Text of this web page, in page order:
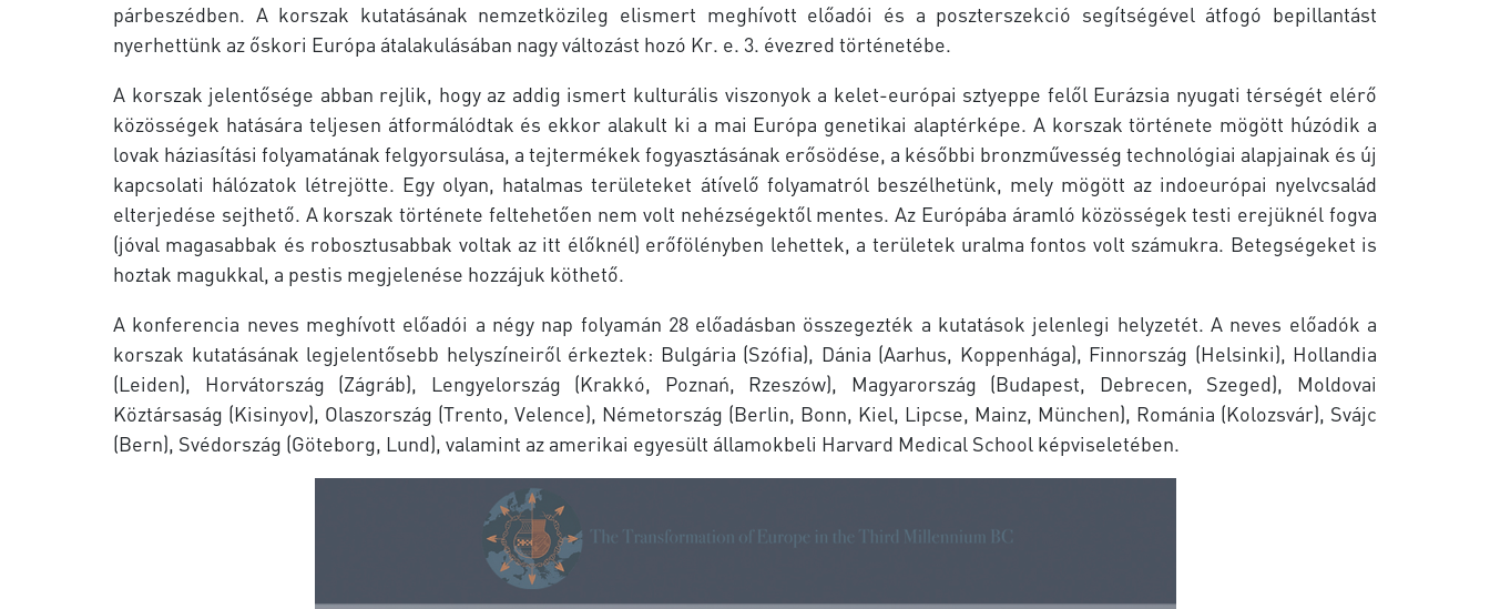
párbeszédben. A korszak kutatásának nemzetközileg elismert meghívott előadói és a poszterszekció segítségével átfogó bepillantást
nyerhettünk az őskori Európa átalakulásában nagy változást hozó Kr. e. 3. évezred történetébe.
A korszak jelentősége abban rejlik, hogy az addig ismert kulturális viszonyok a kelet-európai sztyeppe felől Eurázsia nyugati térségét elérő
közösségek hatására teljesen átformálódtak és ekkor alakult ki a mai Európa genetikai alaptérképe. A korszak története mögött húzódik a
lovak háziasítási folyamatának felgyorsulása, a tejtermékek fogyasztásának erősödése, a későbbi bronzművesség technológiai alapjainak és új
kapcsolati hálózatok létrejötte. Egy olyan, hatalmas területeket átívelő folyamatról beszélhetünk, mely mögött az indoeurópai nyelvcsalád
elterjedése sejthető. A korszak története feltehetően nem volt nehézségektől mentes. Az Európába áramló közösségek testi erejüknél fogva
(jóval magasabbak és robosztusabbak voltak az itt élőknél) erőfölényben lehettek, a területek uralma fontos volt számukra. Betegségeket is
hoztak magukkal, a pestis megjelenése hozzájuk köthető.
A konferencia neves meghívott előadói a négy nap folyamán 28 előadásban összegezték a kutatások jelenlegi helyzetét. A neves előadók a
korszak kutatásának legjelentősebb helyszíneiről érkeztek: Bulgária (Szófia), Dánia (Aarhus, Koppenhága), Finnország (Helsinki), Hollandia
(Leiden), Horvátország (Zágráb), Lengyelország (Krakkó, Poznań, Rzeszów), Magyarország (Budapest, Debrecen, Szeged), Moldovai
Köztársaság (Kisinyov), Olaszország (Trento, Velence), Németország (Berlin, Bonn, Kiel, Lipcse, Mainz, München), Románia (Kolozsvár), Svájc
(Bern), Svédország (Göteborg, Lund), valamint az amerikai egyesült államokbeli Harvard Medical School képviseletében.